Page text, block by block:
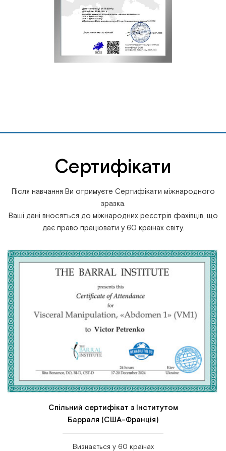
Сертифікати
Після навчання Ви отримуєте Сертифікати міжнародного
зразка.
Ваші дані вносяться до міжнародних реєстрів фахівців, що
дає право працювати у 60 країнах світу.
Сертифікат від Школи «Реабілітолог»
Захищений від підробки голограмою.
Видається українською та англійською мовами.